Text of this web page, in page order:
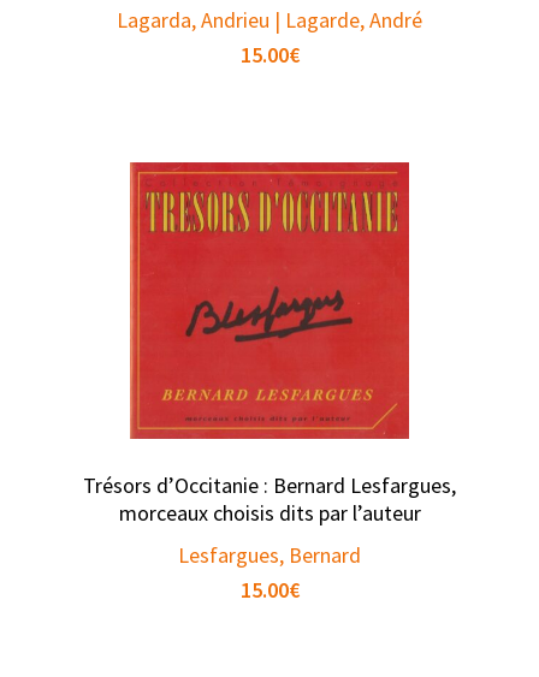
Lagarda, Andrieu | Lagarde, André
15.00€
Trésors d’Occitanie : Bernard Lesfargues,
morceaux choisis dits par l’auteur
Lesfargues, Bernard
15.00€